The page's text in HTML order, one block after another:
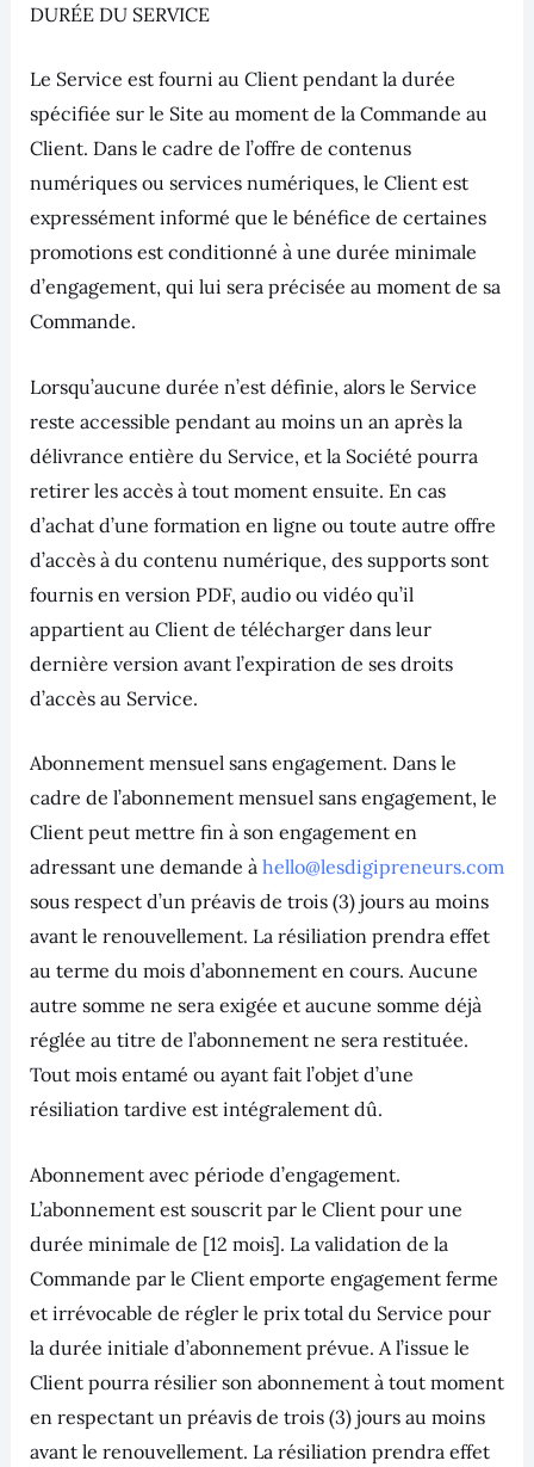
DURÉE DU SERVICE
Le Service est fourni au Client pendant la durée
spécifiée sur le Site au moment de la Commande au
Client. Dans le cadre de l’offre de contenus
numériques ou services numériques, le Client est
expressément informé que le bénéfice de certaines
promotions est conditionné à une durée minimale
d’engagement, qui lui sera précisée au moment de sa
Commande.
Lorsqu’aucune durée n’est définie, alors le Service
reste accessible pendant au moins un an après la
délivrance entière du Service, et la Société pourra
retirer les accès à tout moment ensuite. En cas
d’achat d’une formation en ligne ou toute autre offre
d’accès à du contenu numérique, des supports sont
fournis en version PDF, audio ou vidéo qu’il
appartient au Client de télécharger dans leur
dernière version avant l’expiration de ses droits
d’accès au Service.
Abonnement mensuel sans engagement. Dans le
cadre de l’abonnement mensuel sans engagement, le
Client peut mettre fin à son engagement en
adressant une demande à hello@lesdigipreneurs.com
sous respect d’un préavis de trois (3) jours au moins
avant le renouvellement. La résiliation prendra effet
au terme du mois d’abonnement en cours. Aucune
autre somme ne sera exigée et aucune somme déjà
réglée au titre de l’abonnement ne sera restituée.
Tout mois entamé ou ayant fait l’objet d’une
résiliation tardive est intégralement dû.
Abonnement avec période d’engagement.
L’abonnement est souscrit par le Client pour une
durée minimale de [12 mois]. La validation de la
Commande par le Client emporte engagement ferme
et irrévocable de régler le prix total du Service pour
la durée initiale d’abonnement prévue. A l’issue le
Client pourra résilier son abonnement à tout moment
en respectant un préavis de trois (3) jours au moins
avant le renouvellement. La résiliation prendra effet